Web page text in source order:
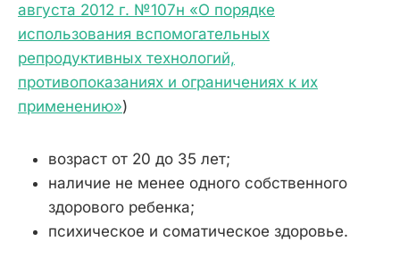
августа 2012 г. №107н «О порядке
использования вспомогательных
репродуктивных технологий,
противопоказаниях и ограничениях к их
применению»)
возраст от 20 до 35 лет;
наличие не менее одного собственного
здорового ребенка;
психическое и соматическое здоровье.